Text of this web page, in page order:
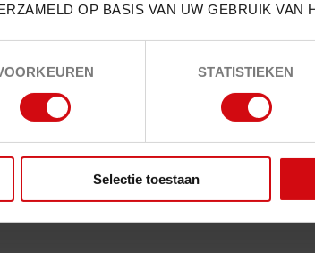
OP BASIS VAN UW GEBRUIK VAN
STATISTIEKEN
Selectie toestaan